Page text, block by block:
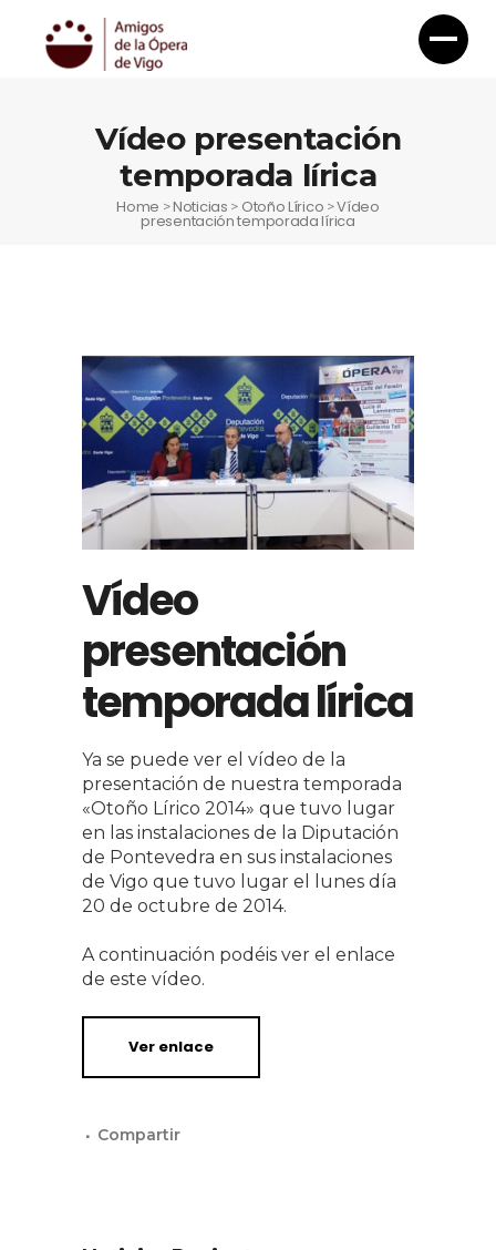
Vídeo presentación
temporada lírica
Home >Noticias > Otoño Lírico >Vídeo
presentación temporada lírica
Vídeo
presentación
temporada lírica
Ya se puede ver el vídeo de la
presentación de nuestra temporada
«Otoño Lírico 2014» que tuvo lugar
en las instalaciones de la Diputación
de Pontevedra en sus instalaciones
de Vigo que tuvo lugar el lunes día
20 de octubre de 2014.
A continuación podéis ver el enlace
de este vídeo.
Ver enlace